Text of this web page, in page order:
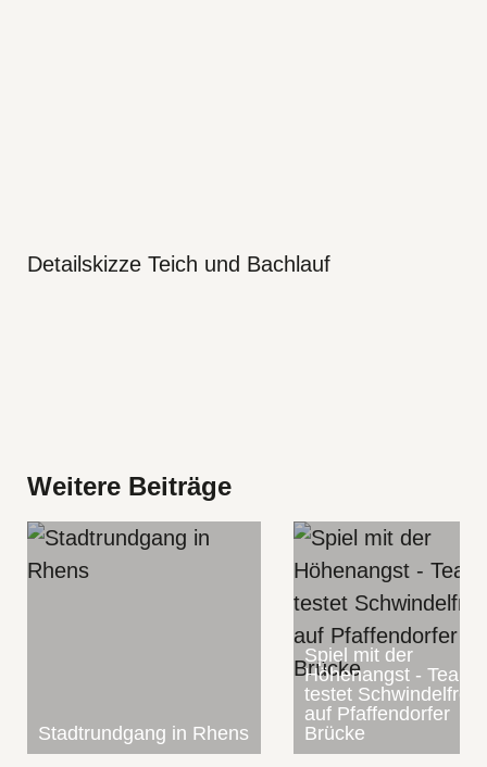
Detailskizze Teich und Bachlauf
Weitere Beiträge
Stadtrundgang in Rhens
Spiel mit der
Höhenangst - Team
testet
auf Pfaffendorfer
Brücke